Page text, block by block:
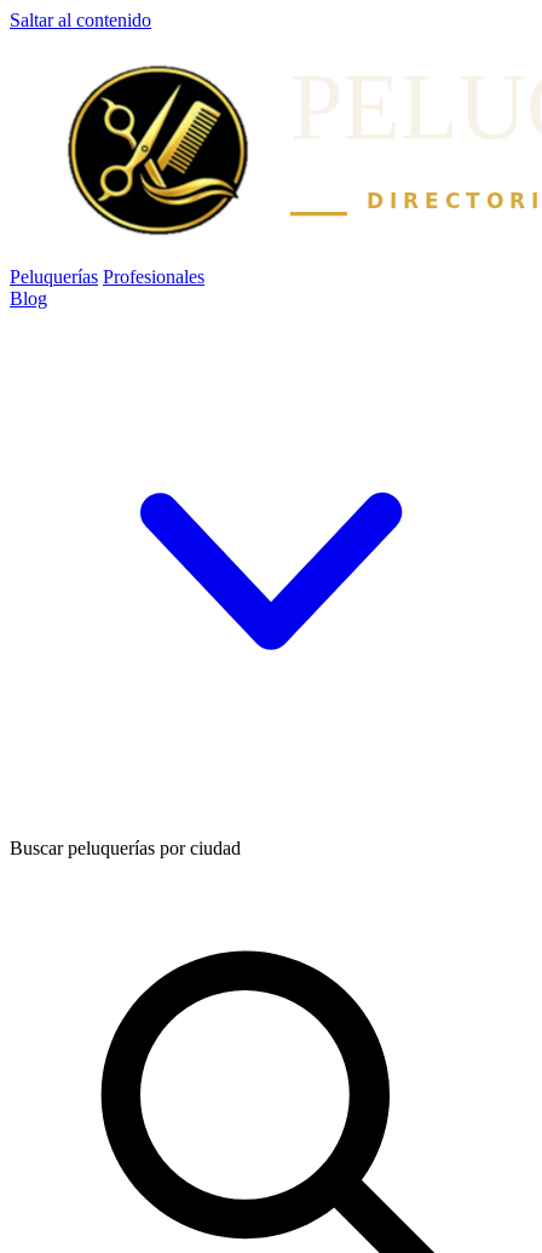
Saltar al contenido
Peluquerías Profesionales
Blog
Buscar peluquerías por ciudad